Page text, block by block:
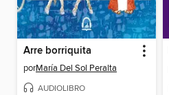
Arre borriquita
porMaría Del Sol Peralta
AUDIOLIBRO